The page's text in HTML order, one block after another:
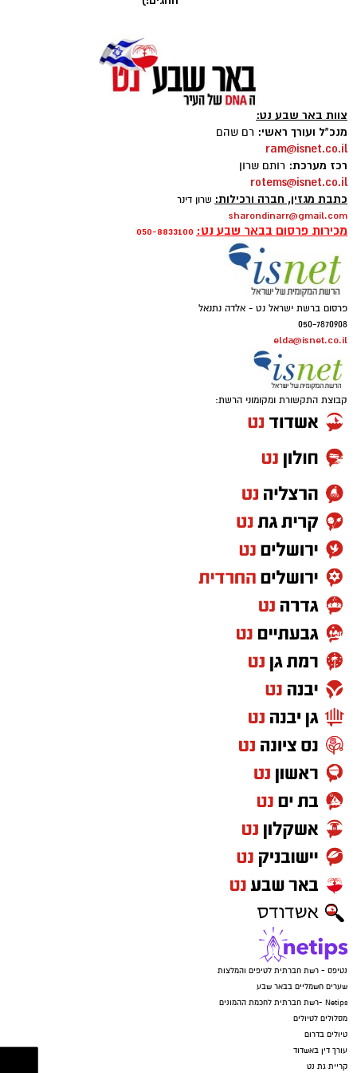
כל הפרטים על נדל"ן בבאר שבע
להורדת אפליקציה של באר שבע נט לחצו כאן
אנו מכבדים זכויות יוצרים ועושים מאמץ לאתר את
בעלי הזכויות בצילומים המגיעים לידינו. אם זיהיתים
בפרסומינו צילום שיש לכם זכויות בו, אתם רשאים
לפנות אלינו ולבקש לחדול מהשימוש באמצעות
כתובת המייל:ram@isnet.co.il
צוות באר שבע נט:
מנכ"ל ועורך ראשי: רם שהם
ram@isnet.co.il
רכז מערכת: רותם שרון
rotems@isnet.co.il
כתבת מגזין, חברה ורכילות: שרון דינר
sharondinarr@gmail.com
מכירות פרסום בבאר שבע נט: 050-8833100
פרסום ברשת ישראל נט - אלדה נתנאל
050-7870908
elda@isnet.co.il
קבוצת התקשורת ומקומוני הרשת:
נטיפס - רשת חברתית לטיפים והמלצות
שערים חשמליים בבאר שבע
Netips -רשת חברתית לחכמת ההמונים
מסלולים לטיולים
טיולים בדרום
עורך דין באשדוד
קריית גת נט